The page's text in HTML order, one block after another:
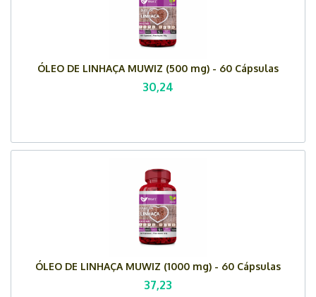
ÓLEO DE LINHAÇA MUWIZ (500 mg) - 60 Cápsulas
30,24
ÓLEO DE LINHAÇA MUWIZ (1000 mg) - 60 Cápsulas
37,23